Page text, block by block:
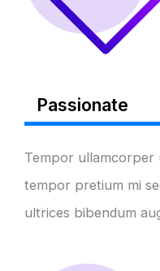
Passionate
Tempor ullamcorper
tempor pretium mi
ultrices bibendum